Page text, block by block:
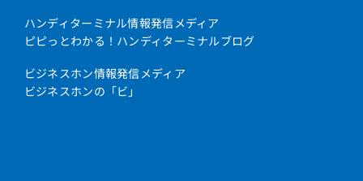
ハンディターミナル情報発信メディア
ピピっとわかる！ハンディターミナルブログ
ビジネスホン情報発信メディア
ビジネスホンの「ビ」